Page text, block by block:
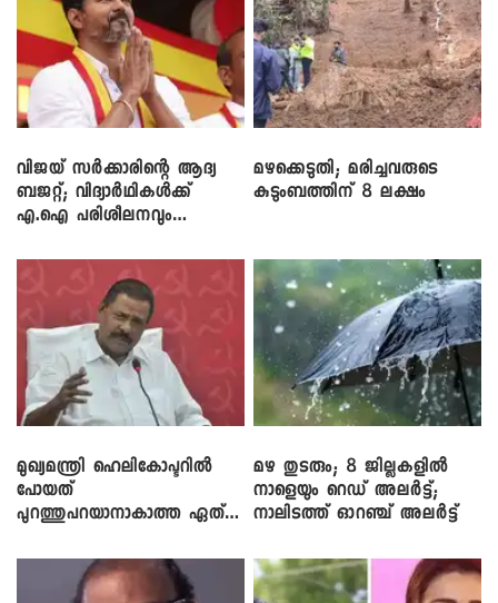
വിജയ് സർക്കാരിന്റെ ആദ്യ
ബജറ്റ്; വിദ്യാർഥികൾക്ക്
എ.ഐ പരിശീലനവും
മഴക്കെടുതി; മരിച്ചവരുടെ
കുടുംബത്തിന് 8 ലക്ഷം
മുഖ്യമന്ത്രി ഹെലികോപ്ടറിൽ
പോയത്
പുറത്തുപറയാനാകാത്ത ഏത്
മഴ തുടരും; 8 ജില്ലകളിൽ
നാളെയും റെഡ് അലർട്ട്;
നാലിടത്ത് ഓറഞ്ച് അലർട്ട്